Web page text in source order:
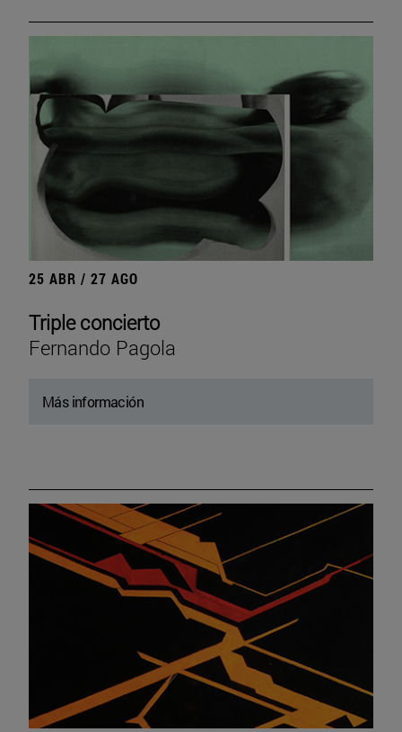
25 ABR / 27 AGO
Triple concierto
Fernando Pagola
Más información